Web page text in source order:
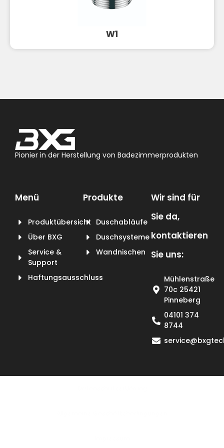
W1
Pionier in der Herstellung von Badezimmerprodukten
Menü
Produktübersicht
Über BXG
Service &
Support
Haftungsausschluss
Produkte
Duschabläufe
Duschsysteme
Wandnischen
Wir sind für
Sie da,
kontaktieren
Sie uns:
Mühlenstraße
70c 25421
Pinneberg
04101 374
8744